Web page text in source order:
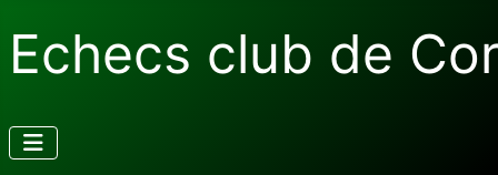
Echecs club de